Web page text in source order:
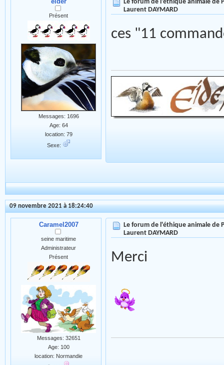
Présent
Messages: 1696
Age: 64
location: 79
Sexe:
Le forum de l'éthique animale de
Laurent DAYMARD
ces "11
09 novembre 2021 à 18:24:40
Caramel2007
seine maritime
Administrateur
Présent
Messages: 32651
Age: 100
location: Normandie
Le forum de l'éthique animale de
Laurent DAYMARD
Merci